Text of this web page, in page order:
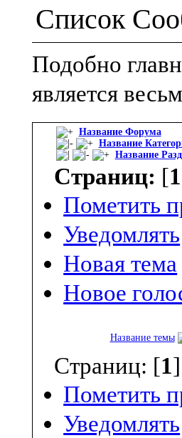
Список
Подобно
является
Название Форума
Название
Название
Страниц: [1
Пометить
Уведомлять
Новая тема
Новое
Название темы
Страниц: [1]
Пометить
Уведомлять